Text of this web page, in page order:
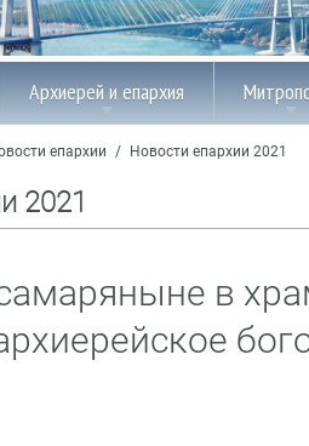
Архиерей и епархия
епархии / Новости епархии 2021
2021
в